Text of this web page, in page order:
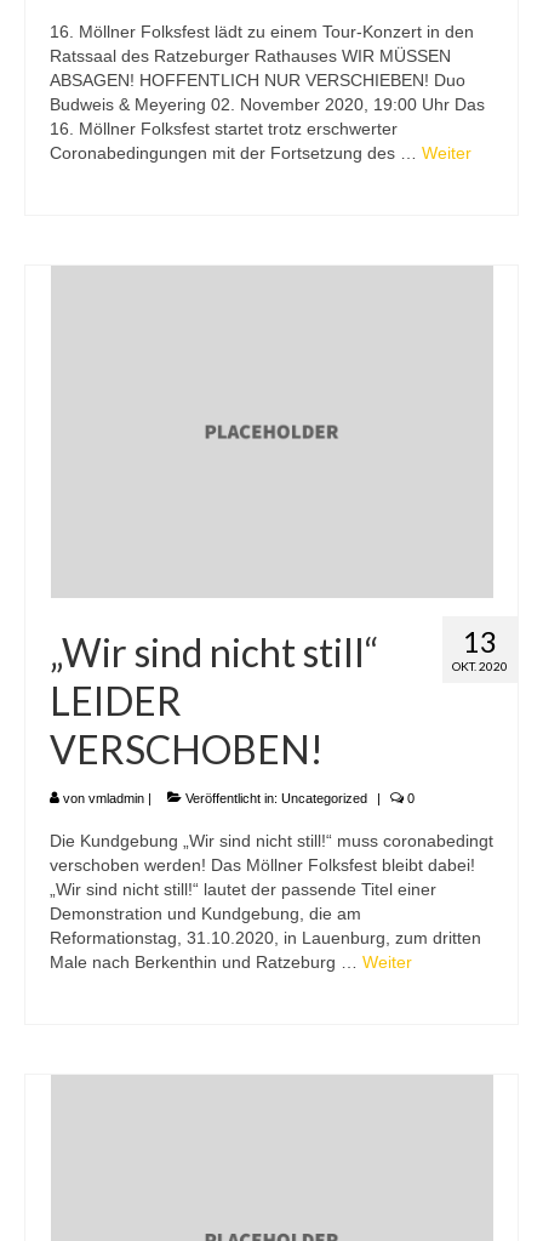
16. Möllner Folksfest lädt zu einem Tour-Konzert in den
Ratssaal des Ratzeburger Rathauses WIR MÜSSEN
ABSAGEN! HOFFENTLICH NUR VERSCHIEBEN! Duo
Budweis & Meyering 02. November 2020, 19:00 Uhr Das
16. Möllner Folksfest startet trotz erschwerter
Coronabedingungen mit der Fortsetzung des … Weiter
13
OKT. 2020
„Wir sind nicht still“
LEIDER
VERSCHOBEN!
von vmladmin | Veröffentlicht in: Uncategorized | 0
Die Kundgebung „Wir sind nicht still!“ muss coronabedingt
verschoben werden! Das Möllner Folksfest bleibt dabei!
„Wir sind nicht still!“ lautet der passende Titel einer
Demonstration und Kundgebung, die am
Reformationstag, 31.10.2020, in Lauenburg, zum dritten
Male nach Berkenthin und Ratzeburg … Weiter